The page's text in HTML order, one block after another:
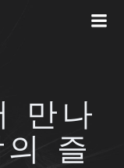
만나
즐